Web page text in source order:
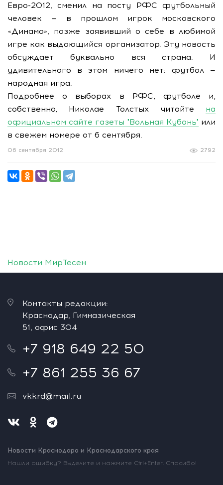
Евро-2012, сменил на посту РФС футбольный
человек — в прошлом игрок московского
«Динамо», позже заявивший о себе в любимой
игре как выдающийся организатор. Эту новость
обсуждает буквально вся страна. И
удивительного в этом ничего нет: футбол —
народная игра.
Подробнее о выборах в РФС, футболе и,
собственно, Николае Толстых читайте на
официальном сайте газеты "Вольная Кубань" или
в свежем номере от 6 сентября.
2792
06 сентября 2012
Новости МирТесен
Контакты редакции:
Краснодар, Гимназическая
51, офис 304
+7 918 649 22 50
+7 861 255 36 67
vkkrd@mail.ru
Новости Краснодара и Краснодарского края
Нашли ошибку? Выделите и нажмите Ctrl+Enter. Спасибо!